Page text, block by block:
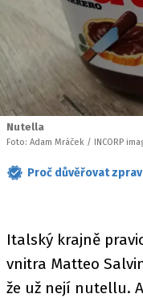
Nutella
Foto: Adam Mráček / INCORP
Proč důvěřovat
Italský krajně
vnitra Matteo
že už nejí nutellu.